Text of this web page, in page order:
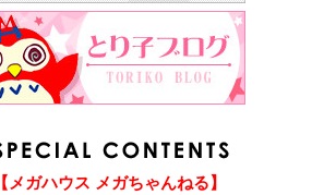
【メガハウス メガちゃんねる】